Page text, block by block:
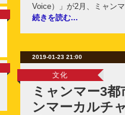
Voice）」が2月、ミャン
続きを読む...
2019-01-23 21:00
文化
ミャンマー3
ンマーカルチ